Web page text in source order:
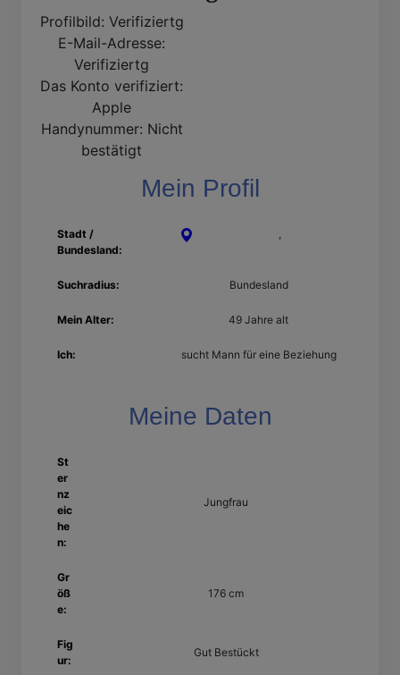
Profilbild: Verifiziertg
E-Mail-Adresse:
Verifiziertg
Das Konto verifiziert:
Apple
Handynummer: Nicht
bestätigt
Mein Profil
Stadt /
Bundesland:
,
Suchradius: Bundesland
Mein Alter: 49 Jahre alt
Ich: sucht Mann für eine Beziehung
Meine Daten
St
er
nz
eic
he
n:
Jungfrau
Gr
öß
e:
176 cm
Fig
ur:
Gut Bestückt